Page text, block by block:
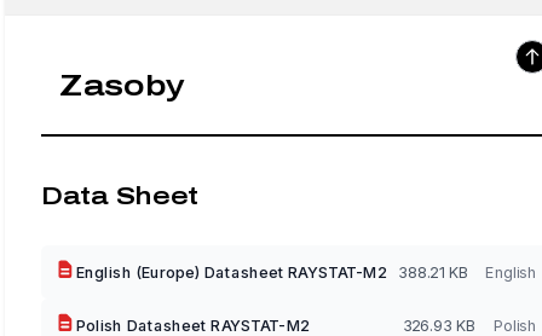
Zasoby
Data Sheet
English (Europe) Datasheet RAYSTAT-M2 388.21 KB English
Polish Datasheet RAYSTAT-M2 326.93 KB Polish